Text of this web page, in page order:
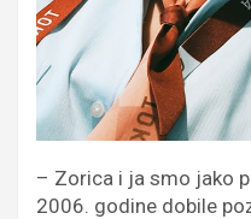
– Zorica i ja smo jako
2006. godine dobile